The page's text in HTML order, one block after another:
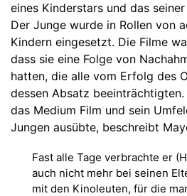
eines Kinderstars und das
Der Junge wurde in Rollen von
Kindern eingesetzt. Die Filme
dass sie eine Folge von
hatten, die alle vom Erfolg des
dessen Absatz
das Medium Film und sein
Jungen ausübte, beschreibt
Fast alle Tage verbrachte er
auch nicht mehr bei seinen
mit den Kinoleuten, für die